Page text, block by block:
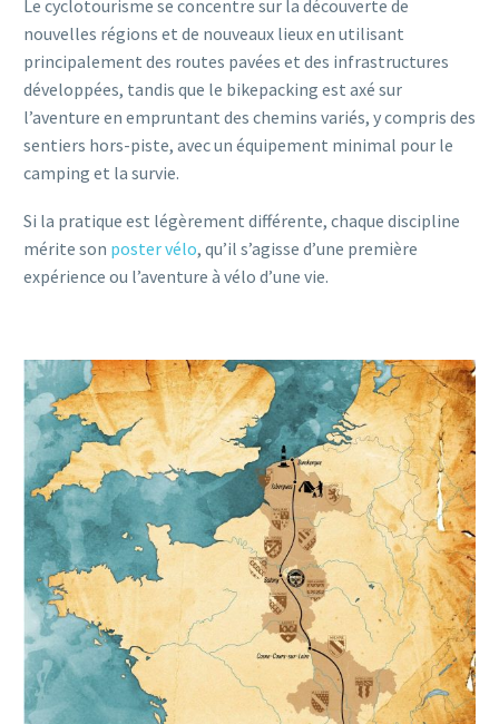
Le cyclotourisme se concentre sur la découverte de
nouvelles régions et de nouveaux lieux en utilisant
principalement des routes pavées et des infrastructures
développées, tandis que le bikepacking est axé sur
l’aventure en empruntant des chemins variés, y compris des
sentiers hors-piste, avec un équipement minimal pour le
camping et la survie.
Si la pratique est légèrement différente, chaque discipline
mérite son poster vélo, qu’il s’agisse d’une première
expérience ou l’aventure à vélo d’une vie.